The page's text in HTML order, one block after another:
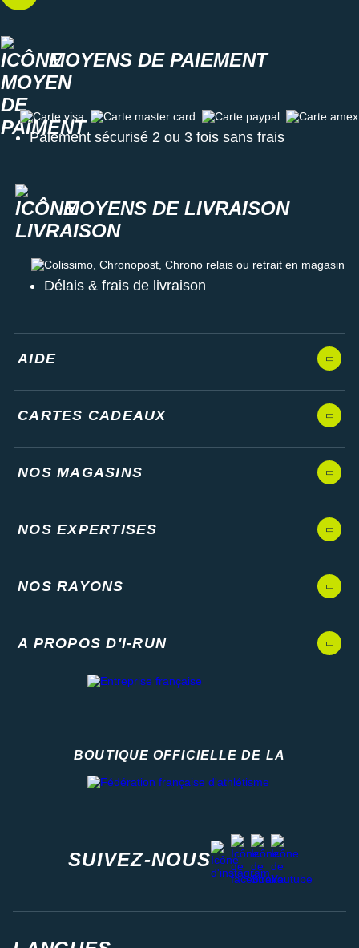
MOYENS DE PAIEMENT
Carte visa Carte master card Carte paypal Carte amex
Paiement sécurisé 2 ou 3 fois sans frais
MOYENS DE LIVRAISON
Colissimo, Chronopost, Chrono relais ou retrait en magasin
Délais & frais de livraison
AIDE
CARTES CADEAUX
NOS MAGASINS
NOS EXPERTISES
NOS RAYONS
A PROPOS D'I-RUN
BOUTIQUE OFFICIELLE DE LA
SUIVEZ-NOUS
instagram
facebook
stravayoutube